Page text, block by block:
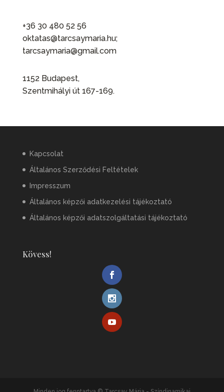
+36 30 480 52 56
oktatas@tarcsaymaria.hu;
tarcsaymaria@gmail.com
1152 Budapest,
Szentmihályi út 167-169.
Kapcsolat
Általános Szerződési Feltételek
Impresszum
Általános képzői adatkezelési tájékoztató
Általános képzői adatszolgáltatási tájékoztató
Kövess!